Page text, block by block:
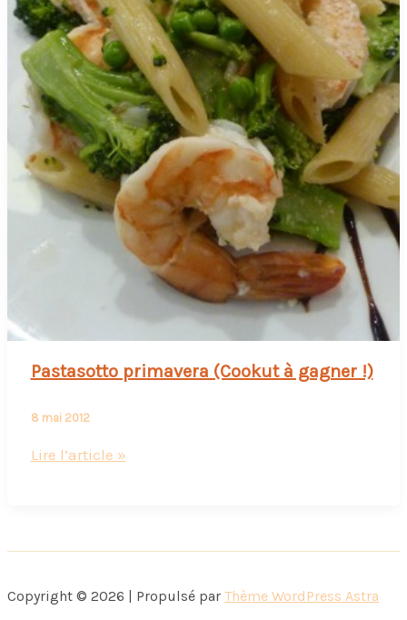
Pastasotto primavera (Cookut à gagner !)
8 mai 2012
Pastasotto
gagner
Lire l’article »
Copyright © 2026 | Propulsé par Thème WordPress Astra